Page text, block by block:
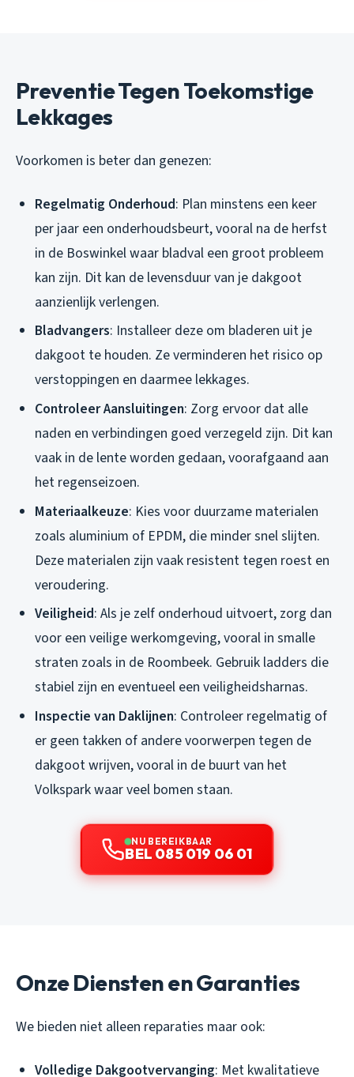
Preventie Tegen Toekomstige
Lekkages
Voorkomen is beter dan genezen:
Regelmatig Onderhoud: Plan minstens een keer
per jaar een onderhoudsbeurt, vooral na de herfst
in de Boswinkel waar bladval een groot probleem
kan zijn. Dit kan de levensduur van je dakgoot
aanzienlijk verlengen.
Bladvangers: Installeer deze om bladeren uit je
dakgoot te houden. Ze verminderen het risico op
verstoppingen en daarmee lekkages.
Controleer Aansluitingen: Zorg ervoor dat alle
naden en verbindingen goed verzegeld zijn. Dit kan
vaak in de lente worden gedaan, voorafgaand aan
het regenseizoen.
Materiaalkeuze: Kies voor duurzame materialen
zoals aluminium of EPDM, die minder snel slijten.
Deze materialen zijn vaak resistent tegen roest en
veroudering.
Veiligheid: Als je zelf onderhoud uitvoert, zorg dan
voor een veilige werkomgeving, vooral in smalle
straten zoals in de Roombeek. Gebruik ladders die
stabiel zijn en eventueel een veiligheidsharnas.
Inspectie van Daklijnen: Controleer regelmatig of
er geen takken of andere voorwerpen tegen de
dakgoot wrijven, vooral in de buurt van het
Volkspark waar veel bomen staan.
NU BEREIKBAAR
BEL 085 019 06 01
Onze Diensten en Garanties
We bieden niet alleen reparaties maar ook:
Volledige Dakgootvervanging: Met kwalitatieve